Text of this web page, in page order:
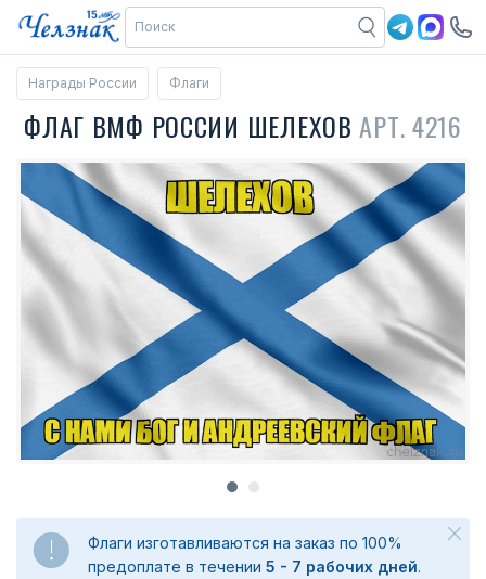
Награды России Флаги
ФЛАГ ВМФ РОССИИ ШЕЛЕХОВАРТ. 4216
Флаги изготавливаются на заказ по 100%
предоплате в течении 5 - 7 рабочих дней.